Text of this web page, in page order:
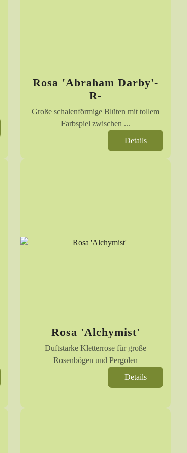
Rosa 'Abraham Darby'-
R-
Große schalenförmige Blüten mit tollem
Farbspiel zwischen ...
Details
Rosa 'Alchymist'
Duftstarke Kletterrose für große
Rosenbögen und Pergolen
Details